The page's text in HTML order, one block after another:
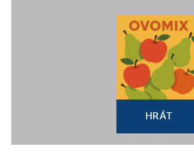
HRÁT